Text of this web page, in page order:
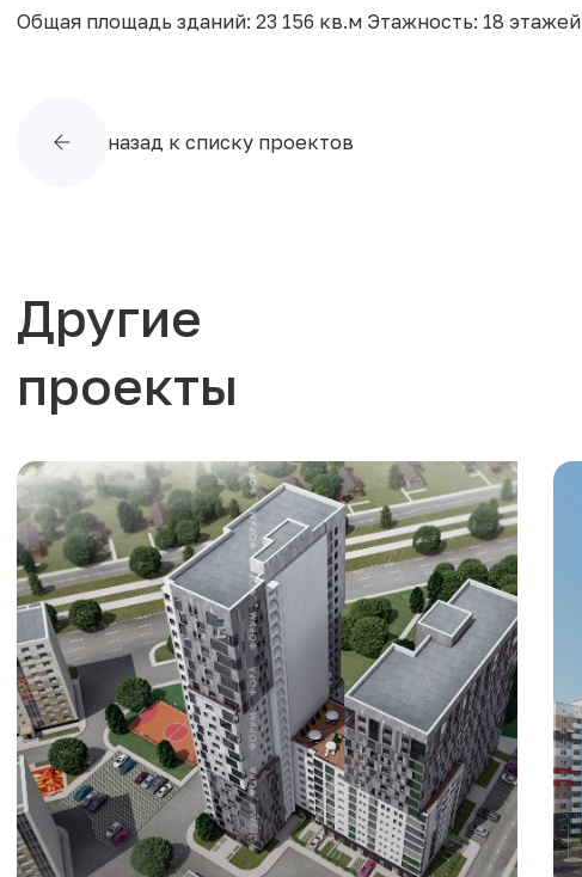
Общая площадь зданий: 23 156 кв.м Этажность: 18 этажей
назад к списку проектов
Другие
проекты